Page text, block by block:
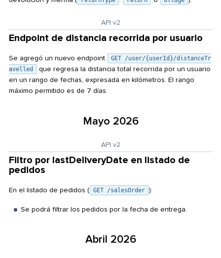
API v2
Endpoint de distancia recorrida por usuario
Se agregó un nuevo endpoint
GET /user/{userId}/distanceTr
avelled
que regresa la distancia total recorrida por un usuario
en un rango de fechas, expresada en kilómetros. El rango
máximo permitido es de 7 días.
Mayo 2026
API v2
Filtro por lastDeliveryDate en listado de
pedidos
En el listado de pedidos ( GET /salesOrder ):
Se podrá filtrar los pedidos por la fecha de entrega.
Abril 2026